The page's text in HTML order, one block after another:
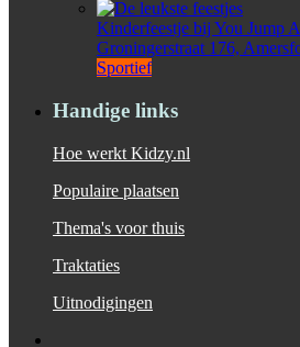
Kinderfeestje bij You Jump
Groningerstraat 176,
Sportief
Handige links
Hoe werkt Kidzy.nl
Populaire plaatsen
Thema's voor thuis
Traktaties
Uitnodigingen